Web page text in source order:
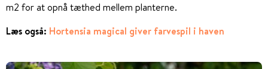
m2 for at opnå tæthed mellem planterne.
Læs også: Hortensia magical giver farvespil i haven